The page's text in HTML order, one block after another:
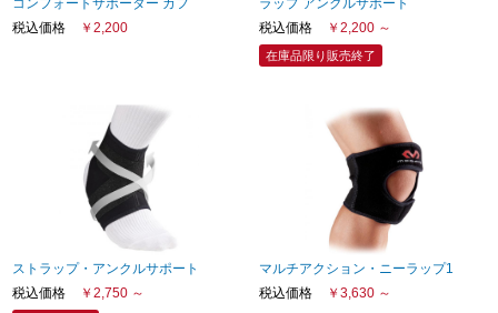
コンフォートサポーター カフ
税込価格
￥2,200
ラップ アンクルサポート
税込価格
￥2,200 ～
在庫品限り販売終了
ストラップ・アンクルサポート
税込価格
￥2,750 ～
マルチアクション・ニーラップ1
税込価格
￥3,630 ～